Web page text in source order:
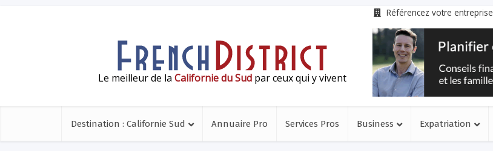
Référencez votre entreprise
Le meilleur de la Californie du Sud par ceux qui y vivent
Destination : Californie Sud Annuaire Pro Services Pros Business Expatriation